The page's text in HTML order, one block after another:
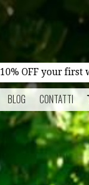
10% OFF your first
BLOG CONTATTI